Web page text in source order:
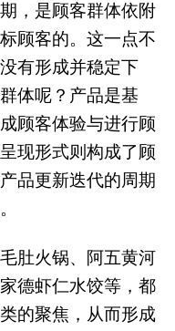
，是顾客群体依附
顾客的。这一点不
有形成并稳定下
体呢？产品是基
顾客体验与进行顾
现形式则构成了顾
品更新迭代的周期
肚火锅、阿五黄河
德虾仁水饺等，都
的聚焦，从而形成